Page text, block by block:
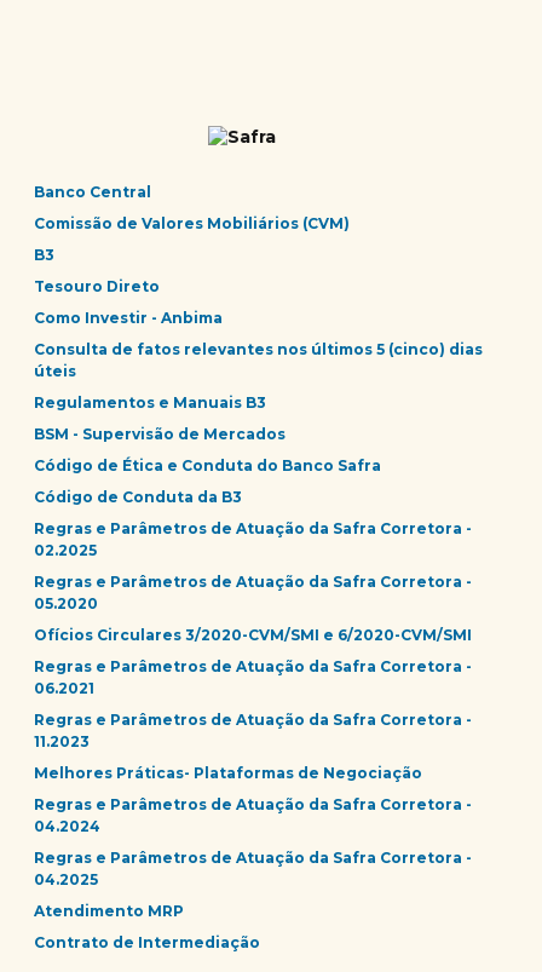
Banco Central
Comissão de Valores Mobiliários (CVM)
B3
Tesouro Direto
Como Investir - Anbima
Consulta de fatos relevantes nos últimos 5 (cinco) dias
úteis
Regulamentos e Manuais B3
BSM - Supervisão de Mercados
Código de Ética e Conduta do Banco Safra
Código de Conduta da B3
Regras e Parâmetros de Atuação da Safra Corretora -
02.2025
Regras e Parâmetros de Atuação da Safra Corretora -
05.2020
Ofícios Circulares 3/2020-CVM/SMI e 6/2020-CVM/SMI
Regras e Parâmetros de Atuação da Safra Corretora -
06.2021
Regras e Parâmetros de Atuação da Safra Corretora -
11.2023
Melhores Práticas- Plataformas de Negociação
Regras e Parâmetros de Atuação da Safra Corretora -
04.2024
Regras e Parâmetros de Atuação da Safra Corretora -
04.2025
Atendimento MRP
Contrato de Intermediação